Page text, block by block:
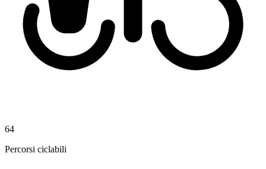
64
Percorsi ciclabili